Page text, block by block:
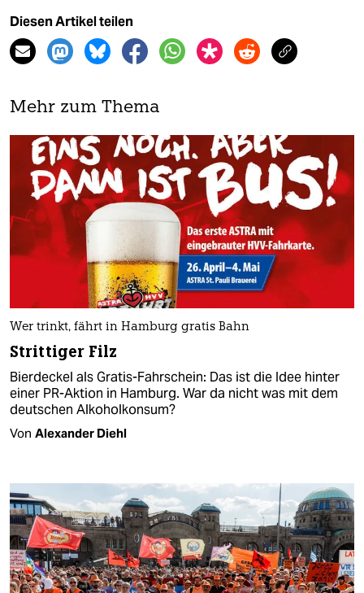
Diesen Artikel teilen
Mehr zum Thema
Wer trinkt, fährt in Hamburg gratis Bahn
Strittiger Filz
Bierdeckel als Gratis-Fahrschein: Das ist die Idee hinter
einer PR-Aktion in Hamburg. War da nicht was mit dem
deutschen Alkoholkonsum?
Von Alexander Diehl